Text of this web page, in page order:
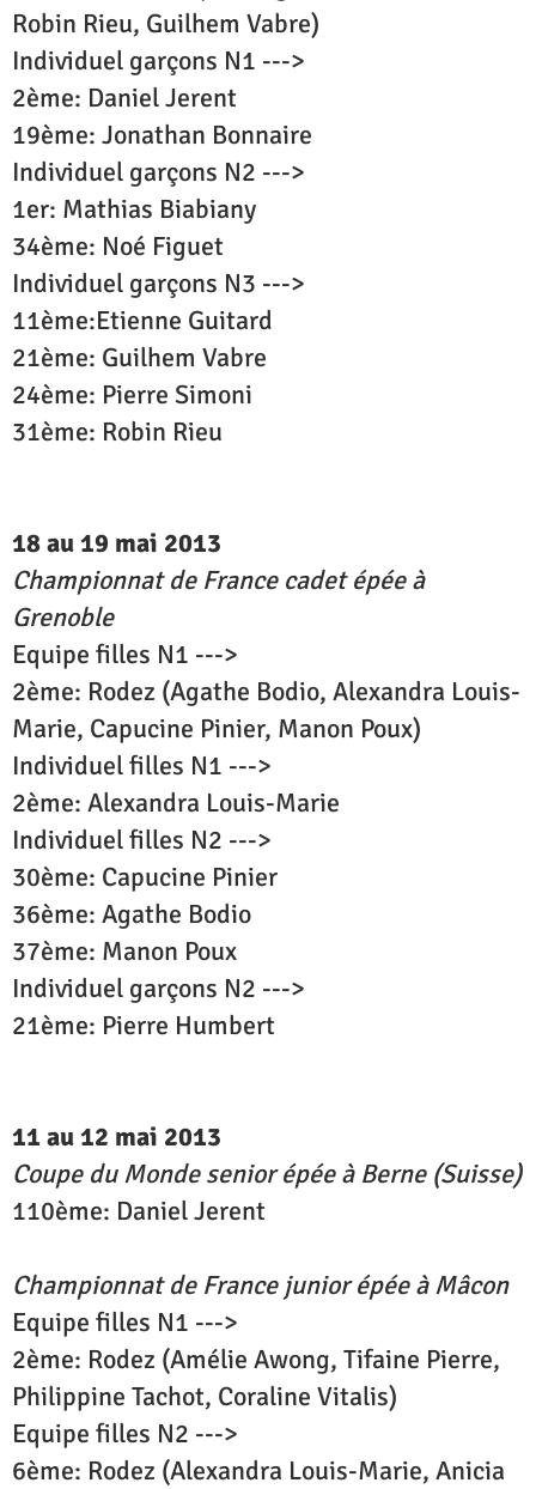
Robin Rieu, Guilhem Vabre)
Individuel garçons N1 --->
2ème: Daniel Jerent
19ème: Jonathan Bonnaire
Individuel garçons N2 --->
1er: Mathias Biabiany
34ème: Noé Figuet
Individuel garçons N3 --->
11ème:Etienne Guitard
21ème: Guilhem Vabre
24ème: Pierre Simoni
31ème: Robin Rieu
18 au 19 mai 2013
Championnat de France cadet épée à
Grenoble
Equipe filles N1 --->
2ème: Rodez (Agathe Bodio, Alexandra Louis-
Marie, Capucine Pinier, Manon Poux)
Individuel filles N1 --->
2ème: Alexandra Louis-Marie
Individuel filles N2 --->
30ème: Capucine Pinier
36ème: Agathe Bodio
37ème: Manon Poux
Individuel garçons N2 --->
21ème: Pierre Humbert
11 au 12 mai 2013
Coupe du Monde senior épée à Berne (Suisse)
110ème: Daniel Jerent
Championnat de France junior épée à Mâcon
Equipe filles N1 --->
2ème: Rodez (Amélie Awong, Tifaine Pierre,
Philippine Tachot, Coraline Vitalis)
Equipe filles N2 --->
6ème: Rodez (Alexandra Louis-Marie, Anicia